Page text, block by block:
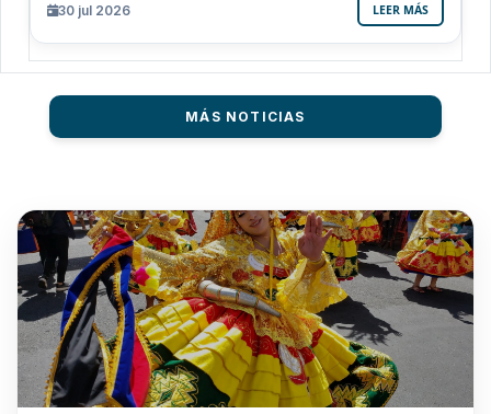
30 jul 2026 LEER MÁS
MÁS NOTICIAS